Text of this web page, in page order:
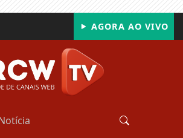
AGORA AO VIVO